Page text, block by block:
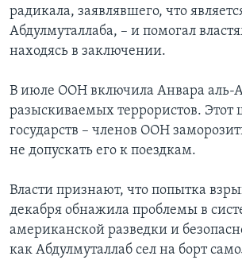
радикала, заявлявшего, что
Абдулмуталлаба, – и помогал
находясь в заключении.
В июле ООН включила Анвара аль-
разыскиваемых террористов. Этот
государств – членов ООН
не допускать его к поездкам.
Власти признают, что попытка
декабря обнажила проблемы в
американской разведки и
как Абдулмуталлаб сел на борт